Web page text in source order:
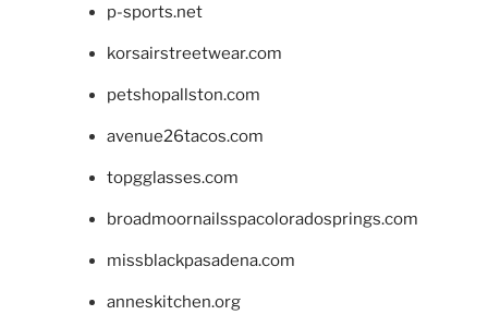
p-sports.net
korsairstreetwear.com
petshopallston.com
avenue26tacos.com
topgglasses.com
broadmoornailsspacoloradosprings.com
missblackpasadena.com
anneskitchen.org